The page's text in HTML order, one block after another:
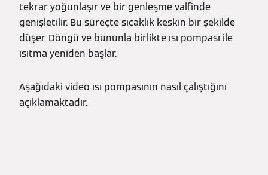
tekrar yoğunlaşır ve bir genleşme valfinde
genişletilir. Bu süreçte sıcaklık keskin bir şekilde
düşer. Döngü ve bununla birlikte ısı pompası ile
ısıtma yeniden başlar.
Aşağıdaki video ısı pompasının nasıl çalıştığını
açıklamaktadır.